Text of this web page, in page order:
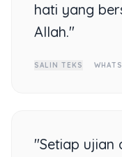
hati yang
Allah."
SALIN TEKS
"Setiap ujian